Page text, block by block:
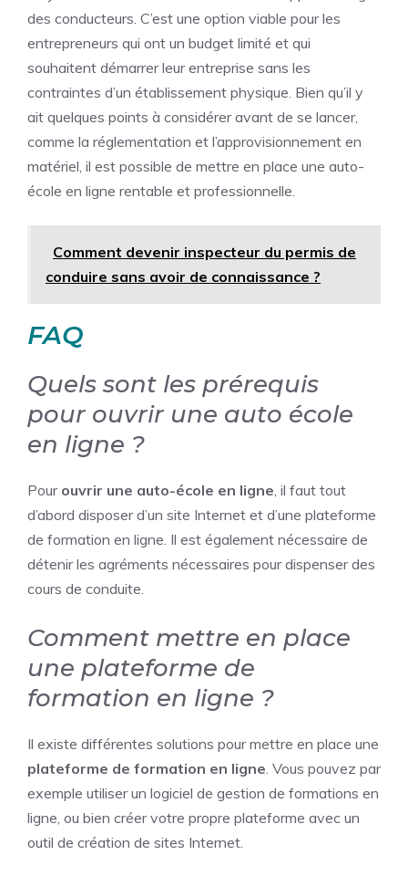
des conducteurs. C’est une option viable pour les
entrepreneurs qui ont un budget limité et qui
souhaitent démarrer leur entreprise sans les
contraintes d’un établissement physique. Bien qu’il y
ait quelques points à considérer avant de se lancer,
comme la réglementation et l’approvisionnement en
matériel, il est possible de mettre en place une auto-
école en ligne rentable et professionnelle.
Comment devenir inspecteur du permis de
conduire sans avoir de connaissance ?
FAQ
Quels sont les prérequis
pour ouvrir une auto école
en ligne ?
Pour ouvrir une auto-école en ligne, il faut tout
d’abord disposer d’un site Internet et d’une plateforme
de formation en ligne. Il est également nécessaire de
détenir les agréments nécessaires pour dispenser des
cours de conduite.
Comment mettre en place
une plateforme de
formation en ligne ?
Il existe différentes solutions pour mettre en place une
plateforme de formation en ligne. Vous pouvez par
exemple utiliser un logiciel de gestion de formations en
ligne, ou bien créer votre propre plateforme avec un
outil de création de sites Internet.